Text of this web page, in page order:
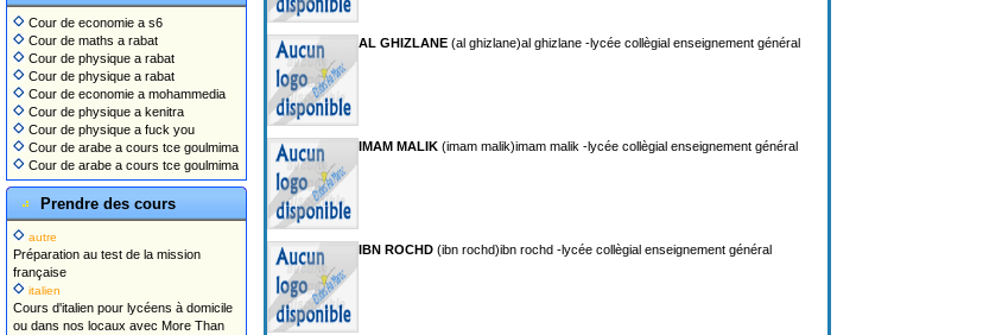
Cour de economie a s6
Cour de maths a rabat
Cour de physique a rabat
Cour de physique a rabat
Cour de economie a mohammedia
Cour de physique a kenitra
Cour de physique a fuck you
Cour de arabe a cours tce goulmima
Cour de arabe a cours tce goulmima
Prendre des cours
autre
Préparation au test de la mission
française
italien
Cours d'italien pour lycéens à domicile
ou dans nos locaux avec More Than
AL GHIZLANE (al ghizlane)al ghizlane -lycée collègial enseignement général
IMAM MALIK (imam malik)imam malik -lycée collègial enseignement général
IBN ROCHD (ibn rochd)ibn rochd -lycée collègial enseignement général